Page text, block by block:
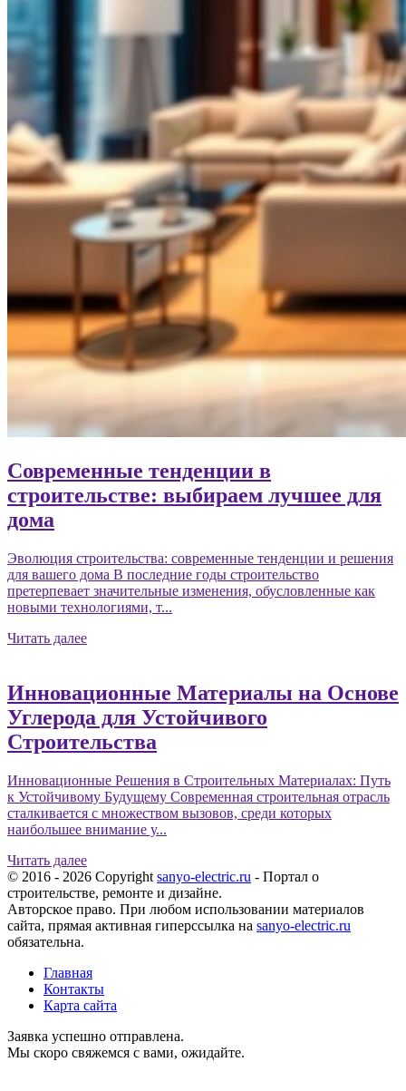
Современные тенденции в
строительстве: выбираем лучшее для
дома
Эволюция строительства: современные тенденции и решения
для вашего дома В последние годы строительство
претерпевает значительные изменения, обусловленные как
новыми технологиями, т...
Читать далее
Инновационные Материалы на Основе
Углерода для Устойчивого
Строительства
Инновационные Решения в Строительных Материалах: Путь
к Устойчивому Будущему Современная строительная отрасль
сталкивается с множеством вызовов, среди которых
наибольшее внимание у...
Читать далее
© 2016 - 2026 Copyright sanyo-electric.ru - Портал о
строительстве, ремонте и дизайне.
Авторское право. При любом использовании материалов
сайта, прямая активная гиперссылка на sanyo-electric.ru
обязательна.
Главная
Контакты
Карта сайта
Заявка успешно отправлена.
Мы скоро свяжемся с вами, ожидайте.